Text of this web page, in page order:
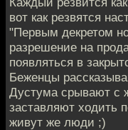
вот как резвятся
"Первым декретом
разрешение на
появляться в
Беженцы
Дустума срывают с
заставляют ходить
живут же люди ;)